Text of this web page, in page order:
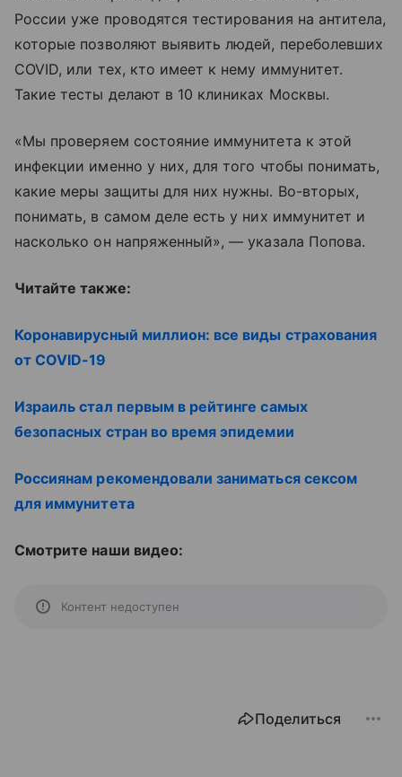
России уже проводятся тестирования на антитела,
которые позволяют выявить людей, переболевших
COVID, или тех, кто имеет к нему иммунитет.
Такие тесты делают в 10 клиниках Москвы.
«Мы проверяем состояние иммунитета к этой
инфекции именно у них, для того чтобы понимать,
какие меры защиты для них нужны. Во-вторых,
понимать, в самом деле есть у них иммунитет и
насколько он напряженный», — указала Попова.
Читайте также:
Коронавирусный миллион: все виды страхования
от COVID-19
Израиль стал первым в рейтинге самых
безопасных стран во время эпидемии
Россиянам рекомендовали заниматься сексом
для иммунитета
Смотрите наши видео:
Контент недоступен
Поделиться